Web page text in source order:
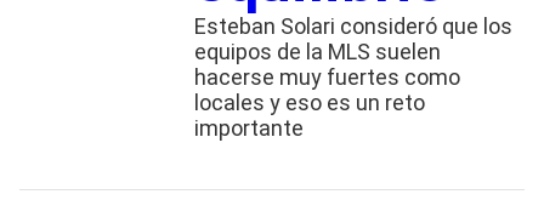
Esteban Solari consideró que los
equipos de la MLS suelen
hacerse muy fuertes como
locales y eso es un reto
importante